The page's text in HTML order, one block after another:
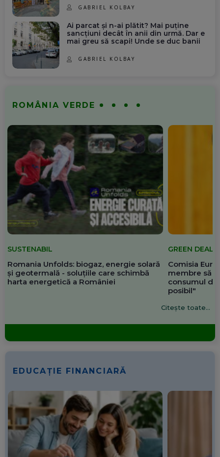
GABRIEL KOLBAY
Ai parcat și n-ai plătit? Mai puține
sancțiuni decât în anii din urmă. Dar e
mai greu să scapi! Unde se duc banii
GABRIEL KOLBAY
ROMÂNIA VERDE
SUSTENABIL
Romania Unfolds: biogaz, energie solară
și geotermală - soluțiile care schimbă
harta energetică a României
GREEN DEAL
Comisia
membre să
consumul de
posibil"
Citește toate...
EDUCAȚIE FINANCIARĂ